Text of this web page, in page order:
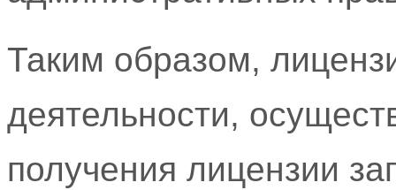
Таким образом,
деятельности,
получения лицензии